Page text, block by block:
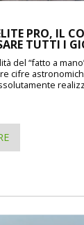
PRO, IL
TUTTI I
del “fatto a
cifre